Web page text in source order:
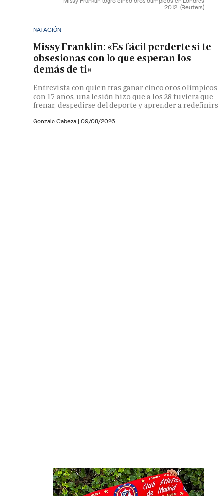
2012. (Reuters)
NATACIÓN
Missy Franklin: «Es fácil perderte si te
obsesionas con lo que esperan los
demás de ti»
Entrevista con quien tras ganar cinco oros olímpicos
con 17 años, una lesión hizo que a los 28 tuviera que
frenar, despedirse del deporte y aprender a
Gonzalo Cabeza | 09/08/2026